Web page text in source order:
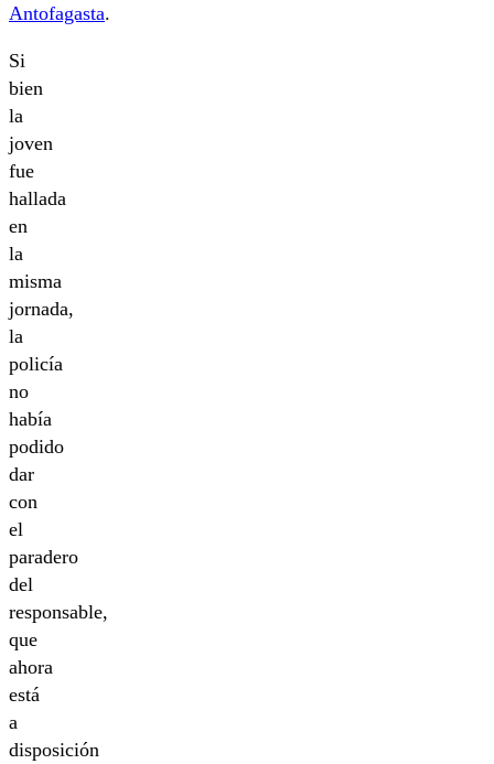
Antofagasta.
Si
bien
la
joven
fue
hallada
en
la
misma
jornada,
la
policía
no
había
podido
dar
con
el
paradero
del
responsable,
que
ahora
está
a
disposición